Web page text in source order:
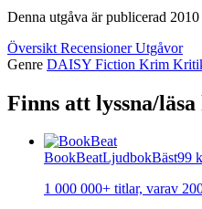
Denna utgåva är publicerad
Översikt RecensionerUtgåvor
Genre DAISY Fiction Krim
Finns att lyssna/läsa
BookBeatLjudbokBäst99
1 000 000+ titlar, varav